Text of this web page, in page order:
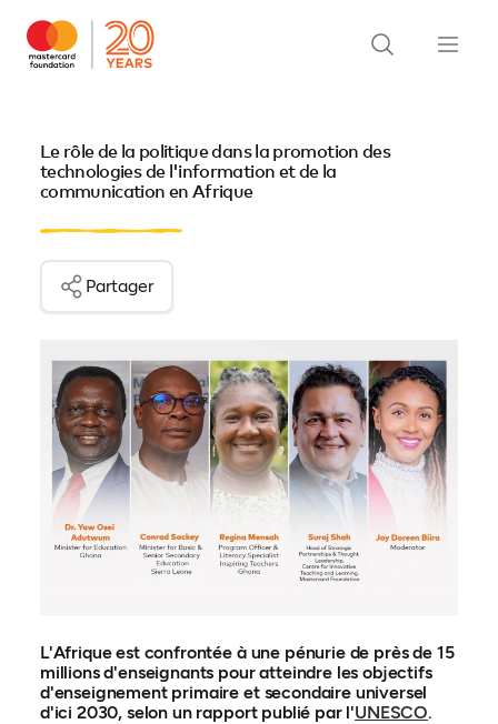
Le rôle de la politique dans la promotion des
technologies de l'information et de la
communication en Afrique
Partager
L'Afrique est confrontée à une pénurie de près de 15
millions d'enseignants pour atteindre les objectifs
d'enseignement primaire et secondaire universel
d'ici 2030, selon un rapport publié par l'UNESCO.